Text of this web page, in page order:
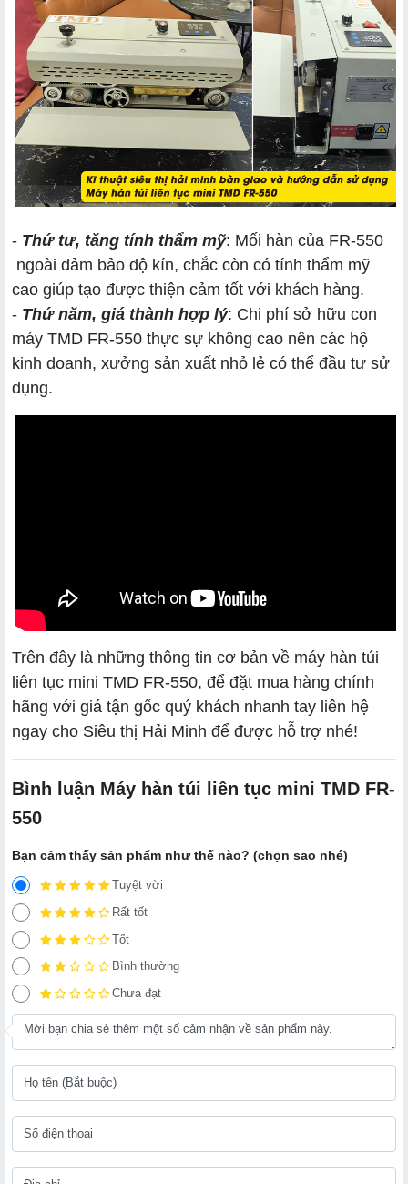
- Thứ tư, tăng tính thẩm mỹ: Mối hàn của FR-550
ngoài đảm bảo độ kín, chắc còn có tính thẩm mỹ
cao giúp tạo được thiện cảm tốt với khách hàng.
- Thứ năm, giá thành hợp lý: Chi phí sở hữu con
máy TMD FR-550 thực sự không cao nên các hộ
kinh doanh, xưởng sản xuất nhỏ lẻ có thể đầu tư sử
dụng.
Trên đây là những thông tin cơ bản về máy hàn túi
liên tục mini TMD FR-550, để đặt mua hàng chính
hãng với giá tận gốc quý khách nhanh tay liên hệ
ngay cho Siêu thị Hải Minh để được hỗ trợ nhé!
Bình luận Máy hàn túi liên tục mini TMD FR-
550
Bạn cảm thấy sản phẩm như thế nào? (chọn sao nhé)
Tuyệt vời
Rất tốt
Tốt
Bình thường
Chưa đạt